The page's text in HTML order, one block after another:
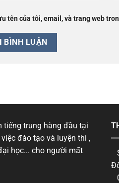
tên của tôi, email, và trang web
tiếng trung hàng đầu tại
việc đào tạo và luyện thi ,
học... cho người mất